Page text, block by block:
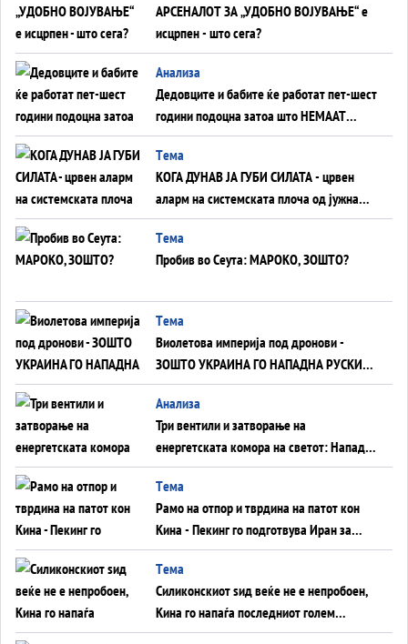
АРСЕНАЛОТ ЗА „УДОБНО ВОЈУВАЊЕ“ е
исцрпен - што сега?
Анализа
Дедовците и бабите ќе работат пет-шест
години подоцна затоа што НЕМААТ
ВНУЦИ ДА ГИ ЗАМЕНАТ
Tема
КОГА ДУНАВ ЈА ГУБИ СИЛАТА - црвен
аларм на системската плоча од јужна
Германија до Црното Море...
Tема
Пробив во Сеута: МАРОКО, ЗОШТО?
Tема
Виолетова империја под дронови -
ЗОШТО УКРАИНА ГО НАПАДНА РУСКИОТ
WILDBERRIES
Aнализа
Три вентили и затворање на
енергетската комора на светот: Нападот
во Суец најавува глобален енергетски
инфаркт?
Tема
Рамо на отпор и тврдина на патот кон
Кина - Пекинг го подготвува Иран за
американска копнена инвазија
Tема
Силиконскиот ѕид веќе не е непробоен,
Кина го напаѓа последниот голем
монопол на Западот?